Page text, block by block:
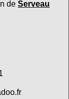
de Serveau